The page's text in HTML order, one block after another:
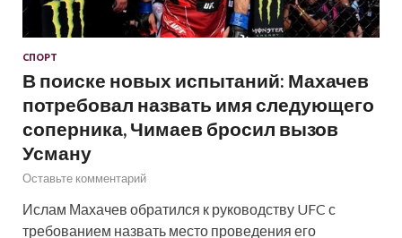
СПОРТ
В поиске новых испытаний: Махачев
потребовал назвать имя следующего
соперника, Чимаев бросил вызов
Усману
Оставьте комментарий
Ислам Махачев обратился к руководству UFC с
требованием назвать место проведения его